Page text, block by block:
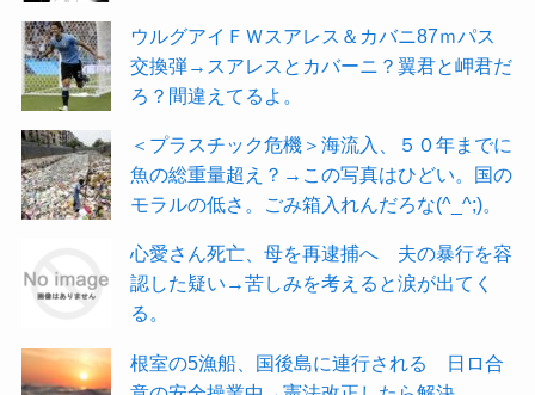
ウルグアイＦＷスアレス＆カバニ87ｍパス
交換弾→スアレスとカバーニ？翼君と岬君だ
ろ？間違えてるよ。
＜プラスチック危機＞海流入、５０年までに
魚の総重量超え？→この写真はひどい。国の
モラルの低さ。ごみ箱入れんだろな(^_^;)。
心愛さん死亡、母を再逮捕へ 夫の暴行を容
認した疑い→苦しみを考えると涙が出てく
る。
根室の5漁船、国後島に連行される 日ロ合